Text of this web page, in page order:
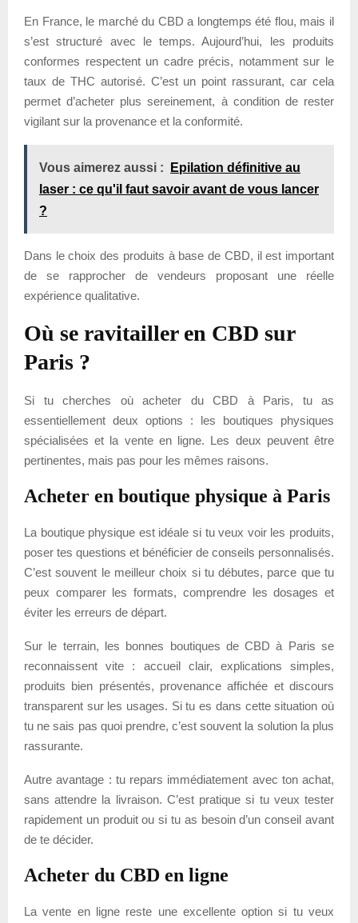
En France, le marché du CBD a longtemps été flou, mais il
s’est structuré avec le temps. Aujourd’hui, les produits
conformes respectent un cadre précis, notamment sur le
taux de THC autorisé. C’est un point rassurant, car cela
permet d’acheter plus sereinement, à condition de rester
vigilant sur la provenance et la conformité.
Vous aimerez aussi :
Epilation définitive au
laser : ce qu'il faut savoir avant de vous lancer
?
Dans le choix des produits à base de CBD, il est important
de se rapprocher de vendeurs proposant une réelle
expérience qualitative.
Où se ravitailler en CBD sur
Paris ?
Si tu cherches où acheter du CBD à Paris, tu as
essentiellement deux options : les boutiques physiques
spécialisées et la vente en ligne. Les deux peuvent être
pertinentes, mais pas pour les mêmes raisons.
Acheter en boutique physique à Paris
La boutique physique est idéale si tu veux voir les produits,
poser tes questions et bénéficier de conseils personnalisés.
C’est souvent le meilleur choix si tu débutes, parce que tu
peux comparer les formats, comprendre les dosages et
éviter les erreurs de départ.
Sur le terrain, les bonnes boutiques de CBD à Paris se
reconnaissent vite : accueil clair, explications simples,
produits bien présentés, provenance affichée et discours
transparent sur les usages. Si tu es dans cette situation où
tu ne sais pas quoi prendre, c’est souvent la solution la plus
rassurante.
Autre avantage : tu repars immédiatement avec ton achat,
sans attendre la livraison. C’est pratique si tu veux tester
rapidement un produit ou si tu as besoin d’un conseil avant
de te décider.
Acheter du CBD en ligne
La vente en ligne reste une excellente option si tu veux